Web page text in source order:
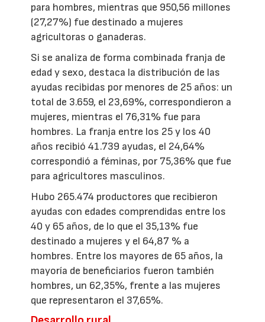
para hombres, mientras que 950,56 millones
(27,27%) fue destinado a mujeres
agricultoras o ganaderas.
Si se analiza de forma combinada franja de
edad y sexo, destaca la distribución de las
ayudas recibidas por menores de 25 años: un
total de 3.659, el 23,69%, correspondieron a
mujeres, mientras el 76,31% fue para
hombres. La franja entre los 25 y los 40
años recibió 41.739 ayudas, el 24,64%
correspondió a féminas, por 75,36% que fue
para agricultores masculinos.
Hubo 265.474 productores que recibieron
ayudas con edades comprendidas entre los
40 y 65 años, de lo que el 35,13% fue
destinado a mujeres y el 64,87 % a
hombres. Entre los mayores de 65 años, la
mayoría de beneficiarios fueron también
hombres, un 62,35%, frente a las mujeres
que representaron el 37,65%.